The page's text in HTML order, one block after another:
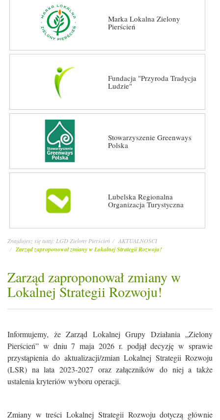
Marka Lokalna Zielony
Pierścień
Fundacja "Przyroda Tradycja
Ludzie"
Stowarzyszenie Greenways
Polska
Lubelska Regionalna
Organizacja Turystyczna
Znajdujesz się tutaj: LGD Zielony Pierścień AKTUALNOŚCI
Zarząd zaproponował zmiany w Lokalnej Strategii Rozwoju!
Zarząd zaproponował zmiany w
Lokalnej Strategii Rozwoju!
Informujemy, że Zarząd Lokalnej Grupy Działania „Zielony
Pierścień” w dniu 7 maja 2026 r. podjął decyzję w sprawie
przystąpienia do aktualizacji/zmian Lokalnej Strategii Rozwoju
(LSR) na lata 2023-2027 oraz załączników do niej a także
ustalenia kryteriów wyboru operacji.
Zmiany w treści Lokalnej Strategii Rozwoju dotyczą głównie